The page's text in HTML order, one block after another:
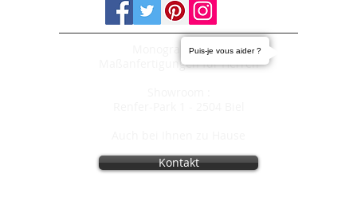
Monogramme AG
Maßanfertigungen für Herren
Kontakt
Puis-je vous aider ?